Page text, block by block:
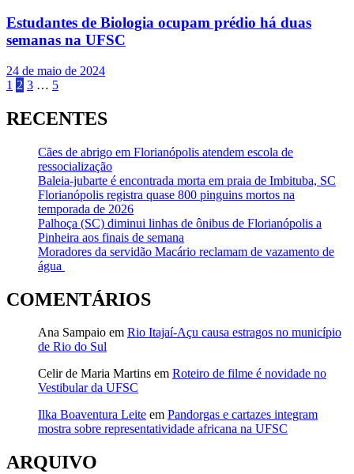
Estudantes de Biologia ocupam prédio há duas
semanas na UFSC
24 de maio de 2024
Paginação
de
posts
1 2 3 … 5
RECENTES
Cães de abrigo em Florianópolis atendem escola de
ressocialização
Baleia-jubarte é encontrada morta em praia de Imbituba, SC
Florianópolis registra quase 800 pinguins mortos na
temporada de 2026
Palhoça (SC) diminui linhas de ônibus de Florianópolis a
Pinheira aos finais de semana
Moradores da servidão Macário reclamam de vazamento de
água
COMENTÁRIOS
Ana Sampaio em Rio Itajaí-Açu causa estragos no município
de Rio do Sul
Celir de Maria Martins em Roteiro de filme é novidade no
Vestibular da UFSC
Ilka Boaventura Leite em Pandorgas e cartazes integram
mostra sobre representatividade africana na UFSC
ARQUIVO